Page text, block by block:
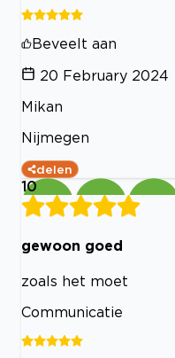
Beveelt aan
20 February 2024
Mikan
Nijmegen
delen
10
gewoon goed
zoals het moet
Communicatie